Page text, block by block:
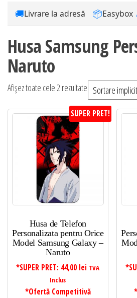
🚚Livrare la adresă 📦Easybox
Husa Samsung
Naruto
Afișez toate cele 2 rezultate
SUPER PRET!
Husa de Telefon
Personalizata pentru Orice
Model Samsung Galaxy –
Naruto
*SUPER PRET: 44,00 lei TVA
Inclus
*Ofertă Competitivă